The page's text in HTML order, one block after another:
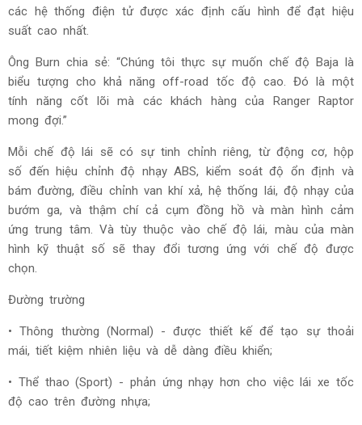
các hệ thống điện tử được xác định cấu hình để đạt hiệu
suất cao nhất.
Ông Burn chia sẻ: “Chúng tôi thực sự muốn chế độ Baja là
biểu tượng cho khả năng off-road tốc độ cao. Đó là một
tính năng cốt lõi mà các khách hàng của Ranger Raptor
mong đợi.”
Mỗi chế độ lái sẽ có sự tinh chỉnh riêng, từ động cơ, hộp
số đến hiệu chỉnh độ nhạy ABS, kiểm soát độ ổn định và
bám đường, điều chỉnh van khí xả, hệ thống lái, độ nhạy của
bướm ga, và thậm chí cả cụm đồng hồ và màn hình cảm
ứng trung tâm. Và tùy thuộc vào chế độ lái, màu của màn
hình kỹ thuật số sẽ thay đổi tương ứng với chế độ được
chọn.
Đường trường
• Thông thường (Normal) - được thiết kế để tạo sự thoải
mái, tiết kiệm nhiên liệu và dễ dàng điều khiển;
• Thể thao (Sport) - phản ứng nhạy hơn cho việc lái xe tốc
độ cao trên đường nhựa;